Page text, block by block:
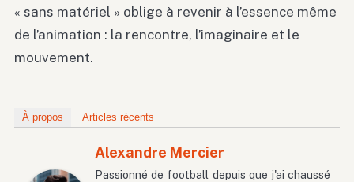
« sans matériel » oblige à revenir à l’essence même
de l’animation : la rencontre, l’imaginaire et le
mouvement.
À propos Articles récents
Alexandre Mercier
Passionné de football depuis que j'ai chaussé